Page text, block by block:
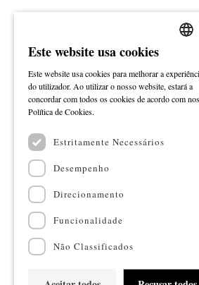
ENGLISH
Este website usa cookies
Este website usa cookies para melhorar a
do utilizador. Ao utilizar o nosso website, estará a
concordar com todos os cookies de acordo com
Política de Cookies.
Estritamente Necessários
Desempenho
Direcionamento
Funcionalidade
Não Classificados